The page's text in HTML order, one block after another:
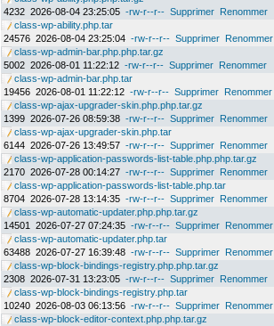
4232 2026-08-04 23:25:05 -rw-r--r-- Supprimer Renommer
class-wp-ability.php.tar
24576 2026-08-04 23:25:04 -rw-r--r-- Supprimer Renommer
class-wp-admin-bar.php.php.tar.gz
5002 2026-08-01 11:22:12 -rw-r--r-- Supprimer Renommer
class-wp-admin-bar.php.tar
19456 2026-08-01 11:22:12 -rw-r--r-- Supprimer Renommer
class-wp-ajax-upgrader-skin.php.php.tar.gz
1399 2026-07-26 08:59:38 -rw-r--r-- Supprimer Renommer
class-wp-ajax-upgrader-skin.php.tar
6144 2026-07-26 13:49:57 -rw-r--r-- Supprimer Renommer
class-wp-application-passwords-list-table.php.php.tar.gz
2170 2026-07-28 00:14:27 -rw-r--r-- Supprimer Renommer
class-wp-application-passwords-list-table.php.tar
8704 2026-07-28 13:14:35 -rw-r--r-- Supprimer Renommer
class-wp-automatic-updater.php.php.tar.gz
14501
2026-07-27 07:24:35 -rw-r--r-- Supprimer Renommer
class-wp-automatic-updater.php.tar
63488 2026-07-27 16:39:48 -rw-r--r-- Supprimer Renommer
class-wp-block-bindings-registry.php.php.tar.gz
2308 2026-07-31 13:23:05 -rw-r--r-- Supprimer Renommer
class-wp-block-bindings-registry.php.tar
10240 2026-08-03 06:13:56 -rw-r--r-- Supprimer Renommer
class-wp-block-editor-context.php.php.tar.gz